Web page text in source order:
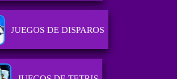
JUEGOS DE DISPAROS